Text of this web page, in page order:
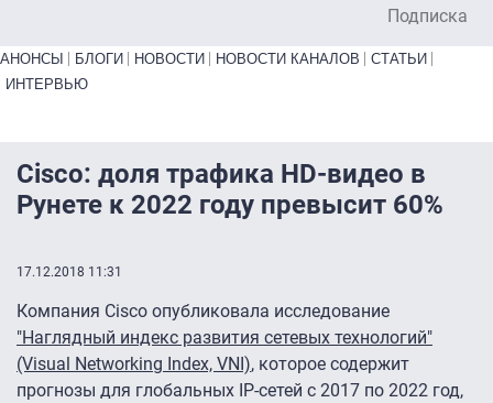
Подписка
Primary links bottom
АНОНСЫ БЛОГИ НОВОСТИ НОВОСТИ КАНАЛОВ
СТАТЬИ
ИНТЕРВЬЮ
Cisco: доля трафика HD-видео в
Рунете к 2022 году превысит 60%
17.12.2018 11:31
Компания Cisco опубликовала исследование
"Наглядный индекс развития сетевых технологий"
(Visual Networking Index, VNI), которое содержит
прогнозы для глобальных IP-сетей с 2017 по 2022 год,